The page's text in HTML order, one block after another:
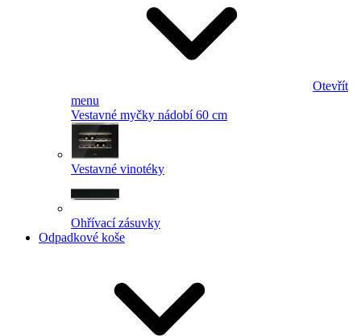
Otevřít
menu
Vestavné myčky nádobí 60 cm
Vestavné vinotéky
Ohřívací zásuvky
Odpadkové koše